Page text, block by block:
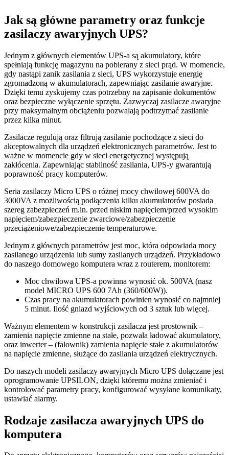
Jak są główne parametry oraz funkcje
zasilaczy awaryjnych UPS?
Jednym z głównych elementów UPS-a są akumulatory, które
spełniają funkcję magazynu na pobierany z sieci prąd. W momencie,
gdy nastąpi zanik zasilania z sieci, UPS wykorzystuje energię
zgromadzoną w akumulatorach, zapewniając zasilanie awaryjne.
Dzięki temu zyskujemy czas potrzebny na zapisanie dokumentów
oraz bezpieczne wyłączenie sprzętu. Zazwyczaj zasilacze awaryjne
przy maksymalnym obciążeniu pozwalają podtrzymać zasilanie
przez kilka minut.
Zasilacze regulują oraz filtrują zasilanie pochodzące z sieci do
akceptowalnych dla urządzeń elektronicznych parametrów. Jest to
ważne w momencie gdy w sieci energetycznej występują
zakłócenia. Zapewniając stabilność zasilania, UPS-y gwarantują
poprawność pracy komputerów.
Seria zasilaczy Micro UPS o różnej mocy chwilowej 600VA do
3000VA z możliwością podłączenia kilku akumulatorów posiada
szereg zabezpieczeń m.in. przed niskim napięciem/przed wysokim
napięciem/zabezpieczenie zwarciowe/zabezpieczenie
przeciążeniowe/zabezpieczenie temperaturowe.
Jednym z głównych parametrów jest moc, która odpowiada mocy
zasilanego urządzenia lub sumy zasilanych urządzeń. Przykładowo
do naszego domowego komputera wraz z routerem, monitorem:
Moc chwilowa UPS-a powinna wynosić ok. 500VA (nasz
model MICRO UPS 600 7Ah (360/600W)).
Czas pracy na akumulatorach powinien wynosić co najmniej
5 minut. Ilość gniazd wyjściowych od 3 sztuk lub więcej.
Ważnym elementem w konstrukcji zasilacza jest prostownik –
zamienia napięcie zmienne na stałe, pozwala ładować akumulatory,
oraz inwerter – (falownik) zamienia napięcie stałe z akumulatorów
na napięcie zmienne, służące do zasilania urządzeń elektrycznych.
Do naszych modeli zasilaczy awaryjnych Micro UPS dołączane jest
oprogramowanie UPSILON, dzięki któremu można zmieniać i
kontrolować parametry pracy, konfigurować wysyłane komunikaty,
ustawiać alarmy.
Rodzaje zasilacza awaryjnych UPS do
komputera